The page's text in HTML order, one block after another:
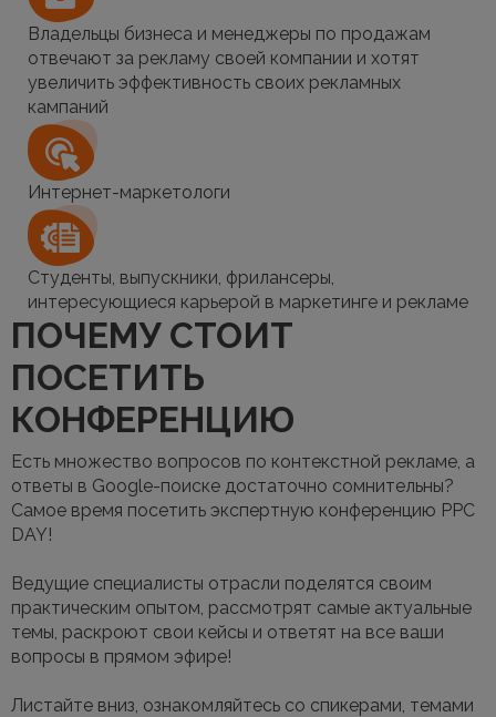
Владельцы бизнеса и менеджеры по продажам
отвечают за рекламу своей компании и хотят
увеличить эффективность своих рекламных
кампаний
Интернет-маркетологи
Студенты, выпускники, фрилансеры,
интересующиеся карьерой в маркетинге и рекламе
ПОЧЕМУ СТОИТ
ПОСЕТИТЬ
КОНФЕРЕНЦИЮ
Есть множество вопросов по контекстной рекламе, а
ответы в Google-поиске достаточно сомнительны?
Самое время посетить экспертную конференцию PPC
DAY!
Ведущие специалисты отрасли поделятся своим
практическим опытом, рассмотрят самые актуальные
темы, раскроют свои кейсы и ответят на все ваши
вопросы в прямом эфире!
Листайте вниз, ознакомляйтесь со спикерами, темами